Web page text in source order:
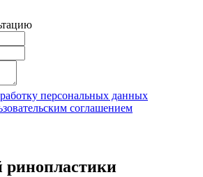
персональных данных
соглашением
ринопластики